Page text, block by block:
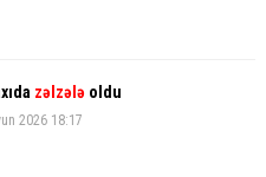
zəlzələ oldu
2026 18:17